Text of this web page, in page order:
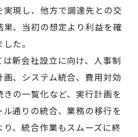
現し、他方で調達先との交
、当初の想定より利益を確
た。
は新会社設立に向け、人事制
、システム統合、費用対効
の一覧化など、実行計画を
通りの統合、業務の移行を
、統合作業もスムーズに終